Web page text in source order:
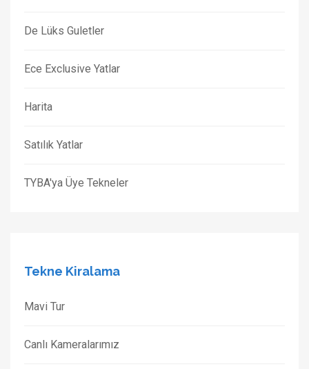
De Lüks Guletler
Ece Exclusive Yatlar
Harita
Satılık Yatlar
TYBA'ya Üye Tekneler
Tekne Kiralama
Mavi Tur
Canlı Kameralarımız